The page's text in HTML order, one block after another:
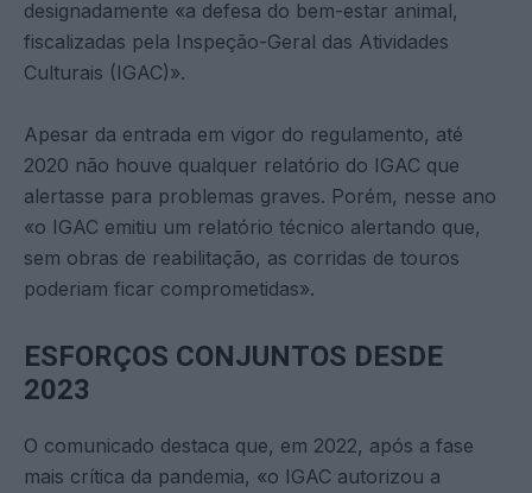
designadamente «a defesa do bem-estar animal,
fiscalizadas pela Inspeção-Geral das Atividades
Culturais (IGAC)».
Apesar da entrada em vigor do regulamento, até
2020 não houve qualquer relatório do IGAC que
alertasse para problemas graves. Porém, nesse ano
«o IGAC emitiu um relatório técnico alertando que,
sem obras de reabilitação, as corridas de touros
poderiam ficar comprometidas».
ESFORÇOS CONJUNTOS DESDE
2023
O comunicado destaca que, em 2022, após a fase
mais crítica da pandemia, «o IGAC autorizou a